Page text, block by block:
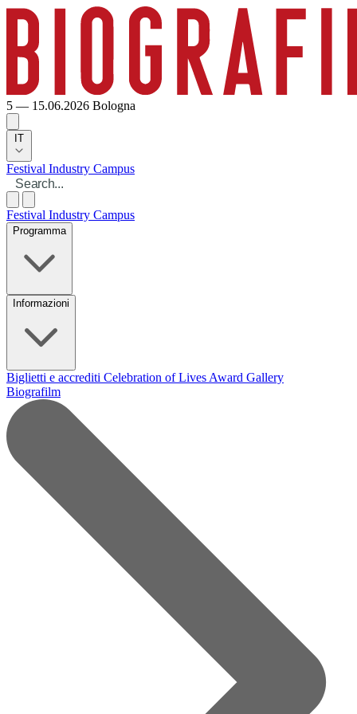
5 — 15.06.2026 Bologna
IT
Festival Industry Campus
Festival Industry Campus
Programma
Informazioni
Biglietti e accrediti Celebration of Lives Award Gallery
Biografilm